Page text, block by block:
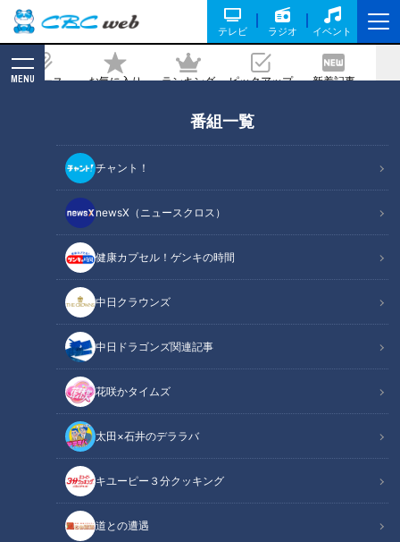
テレビ ラジオ イベント
ニュース お気に入り ランキング ピックアップ 新着記事
MENU
番組一覧
チャント！
newsX（ニュースクロス）
健康カプセル！ゲンキの時間
中日クラウンズ
中日ドラゴンズ関連記事
花咲かタイムズ
太田×石井のデララバ
キユーピー３分クッキング
道との遭遇
住」主婦応援の最新家電
記事に戻る
ことし発売されたものばかり！ 「衣食住」主婦応援の最新家電